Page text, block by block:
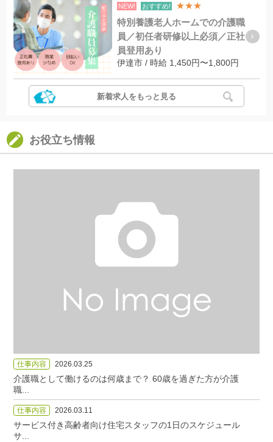
NEW! おすすめ! ★★★
特別養護老人ホームでの介護職
員／初任者研修以上必須／正社
員登用あり
伊達市 / 時給 1,450円〜1,800円
新着求人をもっと見る
お役立ち情報
仕事内容 2026.03.25
介護職として働けるのは何歳まで？ 60歳を過ぎた方が介護
職...
仕事内容 2026.03.11
サービス付き高齢者向け住宅スタッフの1日のスケジュール
サ...